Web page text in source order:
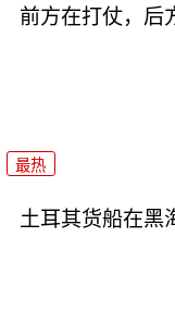
前方在打仗，后
最热
土耳其货船在黑